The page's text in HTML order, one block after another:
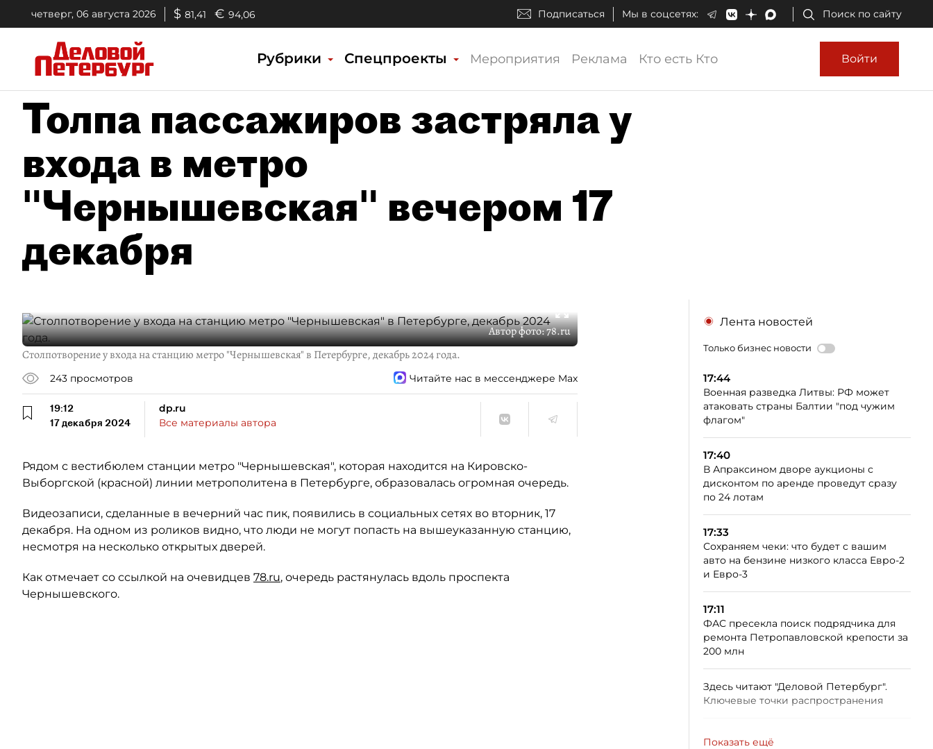
четверг, 06 августа 2026 $ 81,41 € 94,06 Подписаться Мы в соцсетях: Поиск по сайту
Рубрики Спецпроекты Мероприятия Реклама Кто есть Кто Войти
Толпа пассажиров застряла у
входа в метро
"Чернышевская" вечером 17
декабря
Автор фото:78.ru
Столпотворение у входа на станцию метро "Чернышевская" в Петербурге, декабрь 2024 года.
243 просмотров Читайте нас в мессенджере Max
19:12
17 декабря 2024
dp.ru
Все материалы автора
Рядом с вестибюлем станции метро "Чернышевская", которая находится на Кировско-
Выборгской (красной) линии метрополитена в Петербурге, образовалась огромная очередь.
Видеозаписи, сделанные в вечерний час пик, появились в социальных сетях во вторник, 17
декабря. На одном из роликов видно, что люди не могут попасть на вышеуказанную станцию,
несмотря на несколько открытых дверей.
Как отмечает со ссылкой на очевидцев 78.ru, очередь растянулась вдоль проспекта
Чернышевского.
Лента новостей
Только бизнес новости
17:44
Военная разведка Литвы: РФ может
атаковать страны Балтии "под чужим
флагом"
17:40
В Апраксином дворе аукционы с
дисконтом по аренде проведут сразу
по 24 лотам
17:33
Сохраняем чеки: что будет с вашим
авто на бензине низкого класса Евро-2
и Евро-3
17:11
ФАС пресекла поиск подрядчика для
ремонта Петропавловской крепости за
200 млн
Здесь читают "Деловой Петербург".
Ключевые точки распространения
Показать ещё